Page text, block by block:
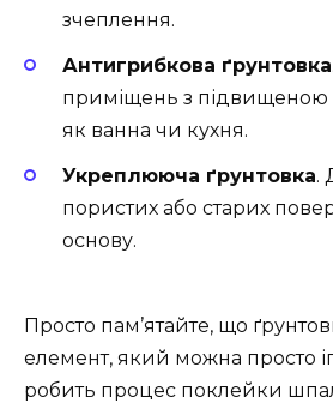
зчеплення.
Антигрибкова ґрунтовка
приміщень з підвищеною
як ванна чи кухня.
Укреплююча ґрунтовка.
пористих або старих
основу.
Просто пам’ятайте, що
елемент, який можна просто
робить процес поклейки